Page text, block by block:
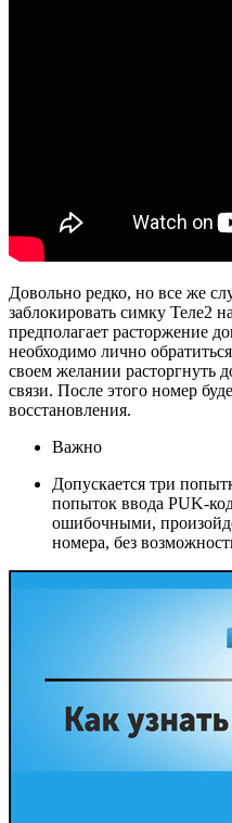
Довольно редко, но все же
заблокировать симку Теле2
предполагает расторжение
необходимо лично
своем желании расторгнуть
связи. После этого номер
восстановления.
Важно
Допускается три
попыток ввода PUK-
ошибочными,
номера, без